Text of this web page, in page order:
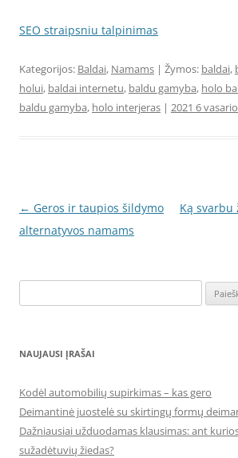
SEO straipsniu talpinimas
Kategorijos: Baldai, Namams | Žymos: baldai,
holui, baldai internetu, baldu gamyba, holo
baldu gamyba, holo interjeras | 2021 6 vasario
Įrašo
navigacija
← Geros ir taupios šildymo
alternatyvos namams
Ką
NAUJAUSI ĮRAŠAI
Kodėl automobilių supirkimas – kas gero
Deimantinė juostelė su skirtingų formų
Dažniausiai užduodamas klausimas: ant
sužadėtuvių žiedas?